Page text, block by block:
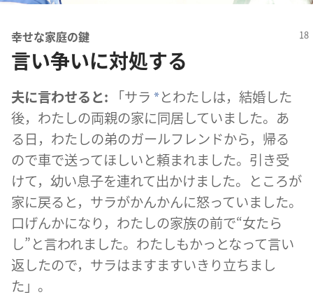
幸せな家庭の鍵
言い争いに対処する
夫に言わせると: 「サラ *とわたしは，結婚した
後，わたしの両親の家に同居していました。あ
る日，わたしの弟のガールフレンドから，帰る
ので車で送ってほしいと頼まれました。引き受
けて，幼い息子を連れて出かけました。ところが
家に戻ると，サラがかんかんに怒っていました。
口げんかになり，わたしの家族の前で“女たら
し”と言われました。わたしもかっとなって言い
返したので，サラはますますいきり立ちまし
た」。